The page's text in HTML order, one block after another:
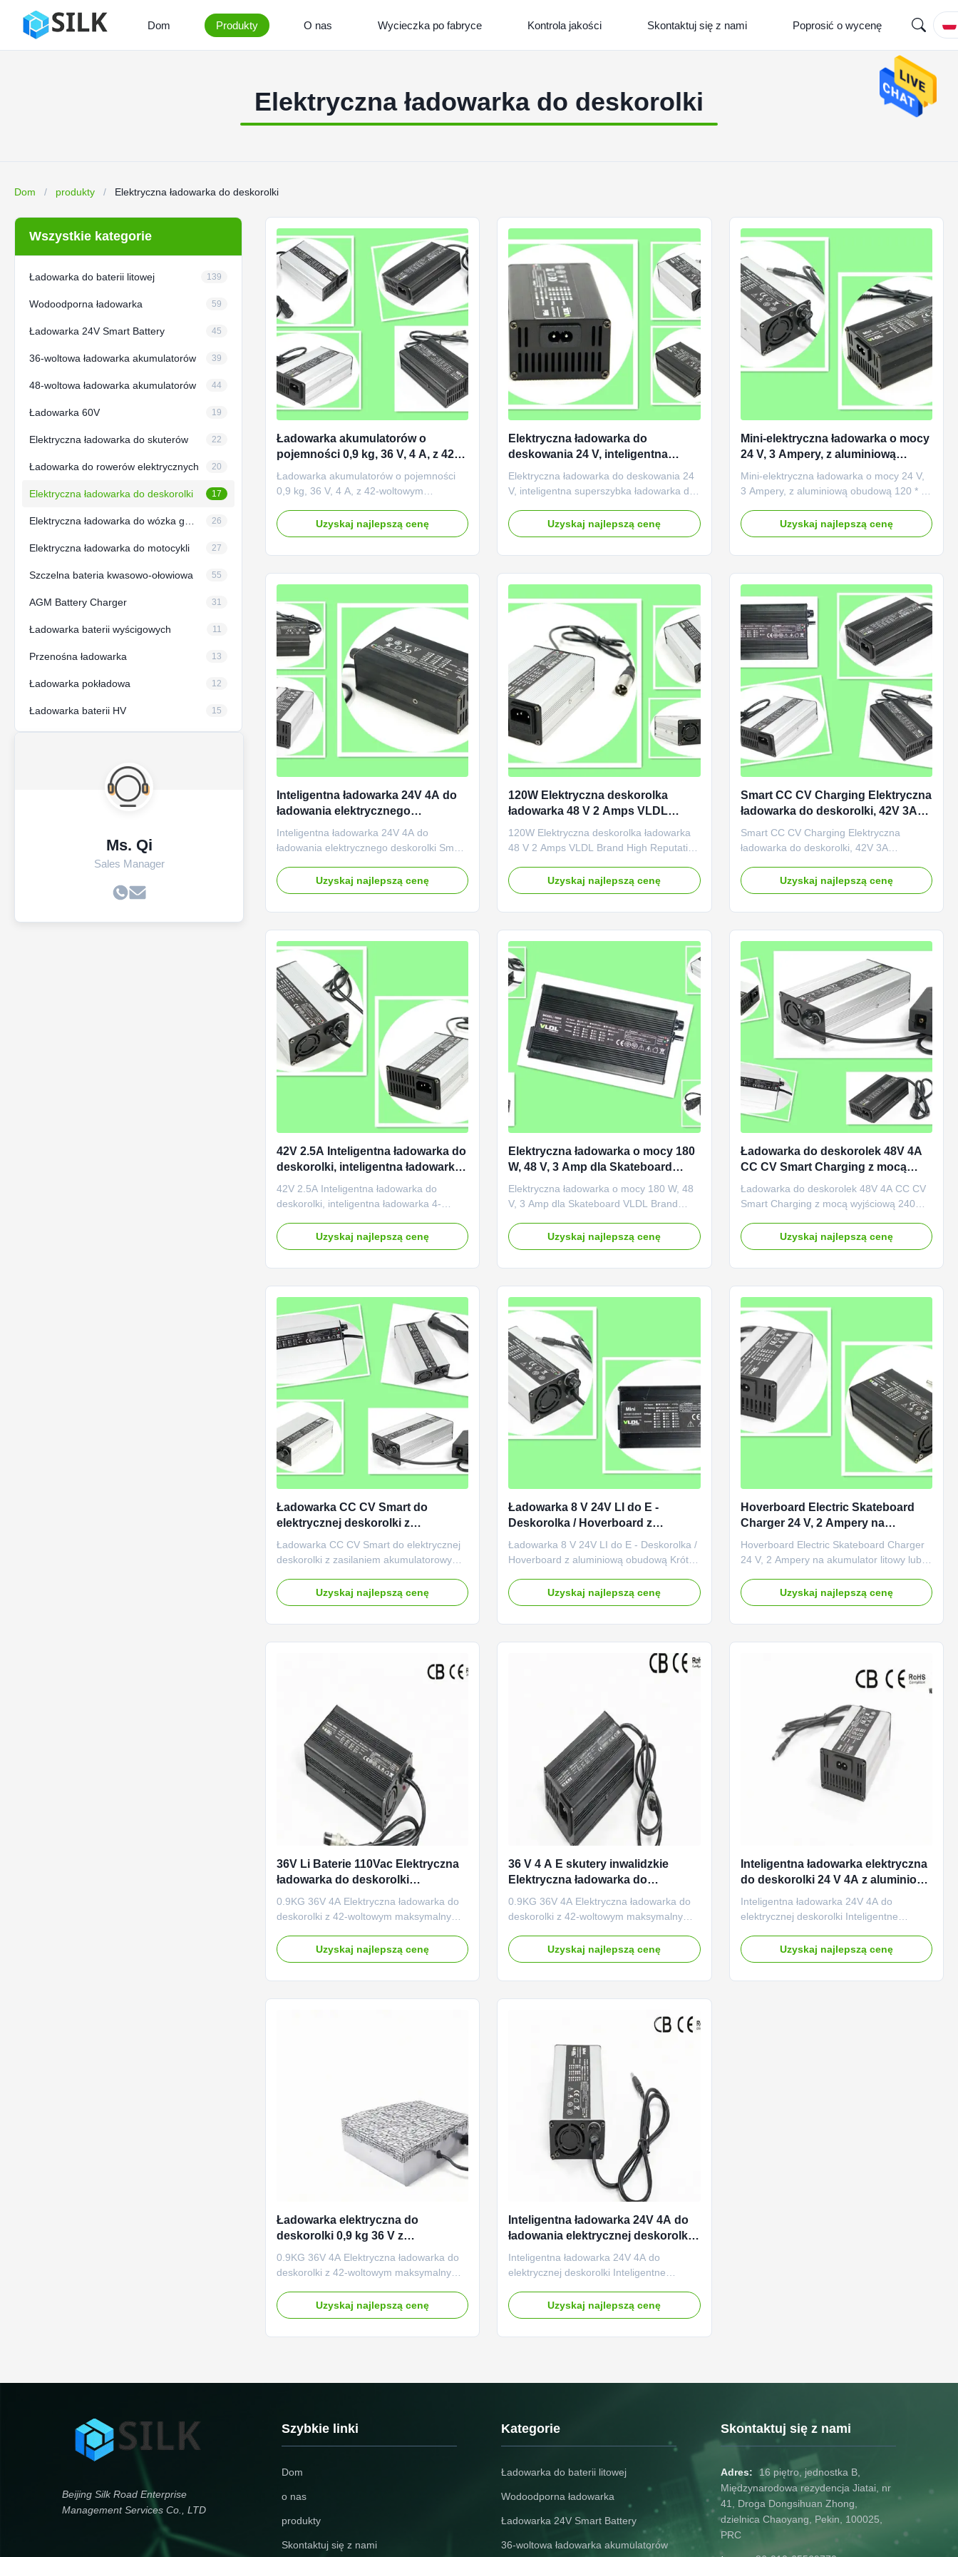
Dom Produkty O nas Wycieczka po fabryce Kontrola jakości Skontaktuj się z nami Poprosić o wycenę
Elektryczna ładowarka do deskorolki
Dom / produkty / Elektryczna ładowarka do deskorolki
Wszystkie kategorie
Ładowarka do baterii litowej 139
Wodoodporna ładowarka 59
Ładowarka 24V Smart Battery 45
36-woltowa ładowarka akumulatorów 39
48-woltowa ładowarka akumulatorów 44
Ładowarka 60V 19
Elektryczna ładowarka do skuterów 22
Ładowarka do rowerów elektrycznych 20
Elektryczna ładowarka do deskorolki 17
26
Elektryczna ładowarka do motocykli 27
Szczelna bateria kwasowo-ołowiowa 55
AGM Battery Charger 31
Ładowarka baterii wyścigowych 11
Przenośna ładowarka 13
Ładowarka pokładowa 12
Ładowarka baterii HV 15
Ms. Qi
Sales Manager
Ładowarka akumulatorów o
pojemności 0,9 kg, 36 V, 4 A, z 42-
woltowym ładowaniem
maksymalnym
Ładowarka akumulatorów o pojemności
0,9 kg, 36 V, 4 A, z 42-woltowym
Zaprojektowany dla 36V akumulatorów
litowo-ołowiowych (AGM, zamknięte)
Uzyskaj najlepszą cenę
Elektryczna ładowarka do
deskowania 24 V, inteligentna
superszybka ładowarka do
akumulatorów litowo-ołowiowych
Elektryczna ładowarka do deskowania 24
V, inteligentna superszybka ładowarka do
opis: Elektryczna ładowarka deskorolkowa
o napięciu 24 woltów 2 ampery,
Uzyskaj najlepszą cenę
Mini-elektryczna ładowarka o mocy
24 V, 3 Ampery, z aluminiową
obudową 120 * 69 * 45 mm
Mini-elektryczna ładowarka o mocy 24 V,
3 Ampery, z aluminiową obudową 120 * 69
ładowarka deskorolkowa 24 V 3 ampery.
Zaprojektowany dla 24V litowo lub
od ...
Uzyskaj najlepszą cenę
Inteligentna ładowarka 24V 4A do
ładowania elektrycznego
deskorolki Smart CV CV
Inteligentna ładowarka 24V 4A do
ładowania elektrycznego deskorolki Smart
deskorolkowa 24 V 4 ampery.
Zaprojektowany dla 24V litowo lub
światowym napi...
Uzyskaj najlepszą cenę
120W Elektryczna deskorolka
ładowarka 48 V 2 Amps VLDL
Brand High Reputation
120W Elektryczna deskorolka ładowarka
48 V 2 Amps VLDL Brand High Reputation
elektrolitycznych deskorolek na baterie
litowo-ołowiowe (AGM, zamknięte).
...
Uzyskaj najlepszą cenę
Smart CC CV Charging Elektryczna
ładowarka do deskorolki, 42V 3A
ładowarka do akumulatorów
LiVnO2 36V
Smart CC CV Charging Elektryczna
ładowarka do deskorolki, 42V 3A
Zaprojektowany dla 36V akumulatorów
litowo-ołowiowych (AGM, zamknięte)
wyjściowym ...
Uzyskaj najlepszą cenę
42V 2.5A Inteligentna ładowarka do
deskorolki, inteligentna ładowarka
4-stopniowa 135 * 90 * 50MM
42V 2.5A Inteligentna ładowarka do
deskorolki, inteligentna ładowarka 4-
Zaprojektowany dla 36V akumulatorów
litowo-ołowiowych (AGM, zamknięte)
wyjściowym wynosi ...
Uzyskaj najlepszą cenę
Elektryczna ładowarka o mocy 180
W, 48 V, 3 Amp dla Skateboard
VLDL Brand High Reputation
Elektryczna ładowarka o mocy 180 W, 48
V, 3 Amp dla Skateboard VLDL Brand
(16S) elektrolitycznych deskorolek na
baterie litowo-ołowiowe (AGM,
Uzyskaj najlepszą cenę
Ładowarka do deskorolek 48V 4A
CC CV Smart Charging z mocą
wyjściową 240W
Ładowarka do deskorolek 48V 4A CC CV
Smart Charging z mocą wyjściową 240W
elektrolitycznych deskorolek na baterie
litowo-ołowiowe (AGM, zamknięte).
...
Uzyskaj najlepszą cenę
Ładowarka CC CV Smart do
elektrycznej deskorolki z
zasilaniem akumulatorowym 16S
48V Li
Ładowarka CC CV Smart do elektrycznej
deskorolki z zasilaniem akumulatorowym
elektrolitycznych deskorolek na baterie
litowo-ołowiowe (AGM, zamknięte).
Uzyskaj najlepszą cenę
Ładowarka 8 V 24V LI do E -
Deskorolka / Hoverboard z
aluminiową obudową
Ładowarka 8 V 24V LI do E - Deskorolka /
Hoverboard z aluminiową obudową Krótki
24 V 4 ampery. Zaprojektowany dla 24V
litowo lub ołowiowych rowerów
Uzyskaj najlepszą cenę
Hoverboard Electric Skateboard
Charger 24 V, 2 Ampery na
akumulator litowy lub kwasowo-
ołowiowy
Hoverboard Electric Skateboard Charger
24 V, 2 Ampery na akumulator litowy lub
Elektryczna ładowarka hoverboardowa o
napięciu 24 woltów 2 ampery, inteligentna,
Uzyskaj najlepszą cenę
36V Li Baterie 110Vac Elektryczna
ładowarka do deskorolki
Aluminiowa obudowa
0.9KG 36V 4A Elektryczna ładowarka do
deskorolki z 42-woltowym maksymalnym
litowych lub kwasowo-ołowiowych (AGM,
szczelnie zamkniętych) deskorolek
Uzyskaj najlepszą cenę
36 V 4 A E skutery inwalidzkie
Elektryczna ładowarka do
deskorolki
0.9KG 36V 4A Elektryczna ładowarka do
deskorolki z 42-woltowym maksymalnym
litowych lub kwasowo-ołowiowych (AGM,
szczelnie zamkniętych) deskorolek
Uzyskaj najlepszą cenę
Inteligentna ładowarka elektryczna
do deskorolki 24 V 4A z aluminiową
obudową
Inteligentna ładowarka 24V 4A do
elektrycznej deskorolki Inteligentne
ładowarka do deskorolki 24 V 4
A.Zaprojektowany do rowerów
Uzyskaj najlepszą cenę
Ładowarka elektryczna do
deskorolki 0,9 kg 36 V z
maksymalnym ładowaniem 42 V
0.9KG 36V 4A Elektryczna ładowarka do
deskorolki z 42-woltowym maksymalnym
litowych lub kwasowo-ołowiowych (AGM,
szczelnie zamkniętych) deskorolek
Uzyskaj najlepszą cenę
Inteligentna ładowarka 24V 4A do
ładowania elektrycznej deskorolki
CC CV
Inteligentna ładowarka 24V 4A do
elektrycznej deskorolki Inteligentne
ładowarka do deskorolki 24 V 4
A.Zaprojektowany do rowerów
Uzyskaj najlepszą cenę
Beijing Silk Road Enterprise
Management Services Co., LTD
Szybkie linki
Dom
o nas
produkty
Skontaktuj się z nami
Kategorie
Ładowarka do baterii litowej
Wodoodporna ładowarka
Ładowarka 24V Smart Battery
36-woltowa ładowarka akumulatorów
Skontaktuj się z nami
Adres:
16 piętro, jednostka B,
Międzynarodowa rezydencja Jiatai, nr
41, Droga Dongsihuan Zhong,
dzielnica Chaoyang, Pekin, 100025,
PRC